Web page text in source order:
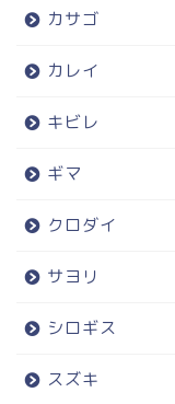
カサゴ
カレイ
キビレ
ギマ
クロダイ
サヨリ
シロギス
スズキ